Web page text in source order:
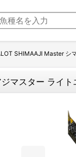
SHIMAAJI Master シ
マスター ライ